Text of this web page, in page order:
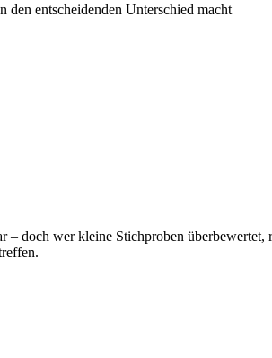
den entscheidenden Unterschied macht
doch wer kleine Stichproben